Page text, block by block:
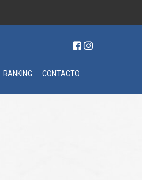
RANKING CONTACTO